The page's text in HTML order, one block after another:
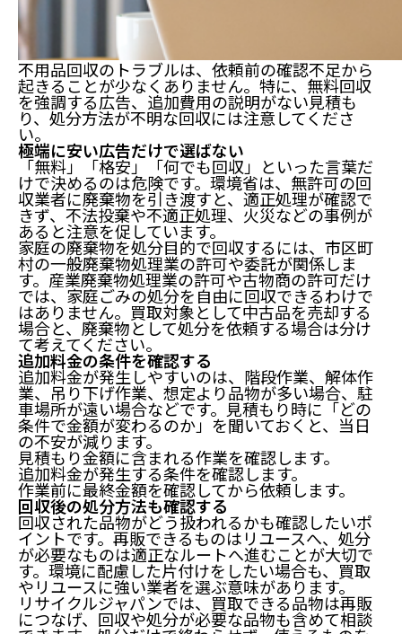
不用品回収のトラブルは、依頼前の確認不足から
起きることが少なくありません。特に、無料回収
を強調する広告、追加費用の説明がない見積も
り、処分方法が不明な回収には注意してくださ
い。
極端に安い広告だけで選ばない
「無料」「格安」「何でも回収」といった言葉だ
けで決めるのは危険です。環境省は、無許可の回
収業者に廃棄物を引き渡すと、適正処理が確認で
きず、不法投棄や不適正処理、火災などの事例が
あると注意を促しています。
家庭の廃棄物を処分目的で回収するには、市区町
村の一般廃棄物処理業の許可や委託が関係しま
す。産業廃棄物処理業の許可や古物商の許可だけ
では、家庭ごみの処分を自由に回収できるわけで
はありません。買取対象として中古品を売却する
場合と、廃棄物として処分を依頼する場合は分け
て考えてください。
追加料金の条件を確認する
追加料金が発生しやすいのは、階段作業、解体作
業、吊り下げ作業、想定より品物が多い場合、駐
車場所が遠い場合などです。見積もり時に「どの
条件で金額が変わるのか」を聞いておくと、当日
の不安が減ります。
見積もり金額に含まれる作業を確認します。
追加料金が発生する条件を確認します。
作業前に最終金額を確認してから依頼します。
回収後の処分方法も確認する
回収された品物がどう扱われるかも確認したいポ
イントです。再販できるものはリユースへ、処分
が必要なものは適正なルートへ進むことが大切で
す。環境に配慮した片付けをしたい場合も、買取
やリユースに強い業者を選ぶ意味があります。
リサイクルジャパンでは、買取できる品物は再販
につなげ、回収や処分が必要な品物も含めて相談